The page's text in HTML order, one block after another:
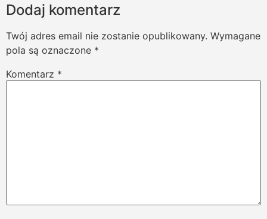
Dodaj komentarz
Twój adres email nie zostanie opublikowany. Wymagane
pola są oznaczone *
Komentarz *